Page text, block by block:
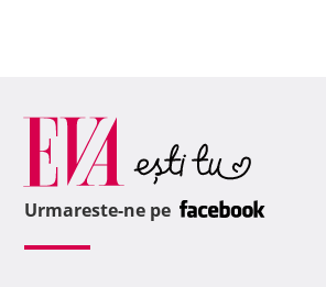
Urmareste-ne pe